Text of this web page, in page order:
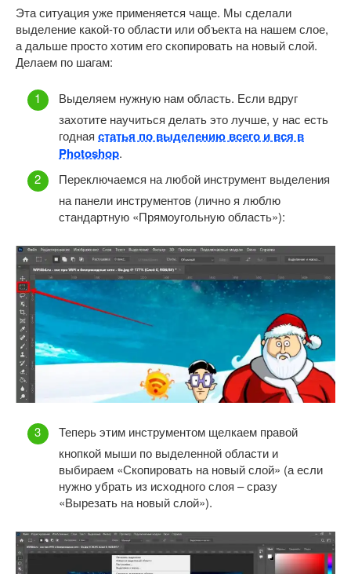
Эта ситуация уже применяется чаще. Мы сделали
выделение какой-то области или объекта на нашем слое,
а дальше просто хотим его скопировать на новый слой.
Делаем по шагам:
Выделяем нужную нам область. Если вдруг
захотите научиться делать это лучше, у нас есть
годная статья по выделению всего и вся в
Photoshop.
Переключаемся на любой инструмент выделения
на панели инструментов (лично я люблю
стандартную «Прямоугольную область»):
Теперь этим инструментом щелкаем правой
кнопкой мыши по выделенной области и
выбираем «Скопировать на новый слой» (а если
нужно убрать из исходного слоя – сразу
«Вырезать на новый слой»).